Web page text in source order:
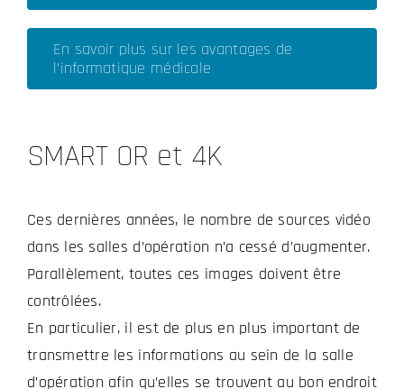
En savoir plus sur les avantages de
l’informatique médicale
SMART OR et 4K
Ces dernières années, le nombre de sources vidéo
dans les salles d’opération n’a cessé d’augmenter.
Parallèlement, toutes ces images doivent être
contrôlées.
En particulier, il est de plus en plus important de
transmettre les informations au sein de la salle
d’opération afin qu’elles se trouvent au bon endroit